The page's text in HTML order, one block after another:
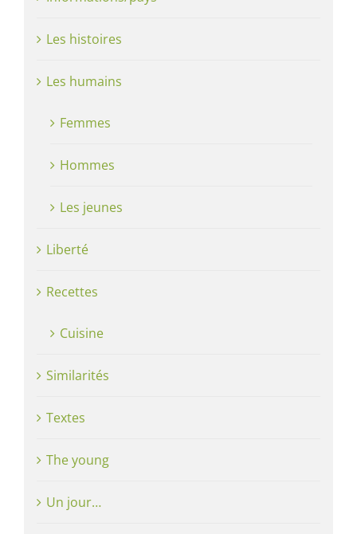
Les histoires
Les humains
Femmes
Hommes
Les jeunes
Liberté
Recettes
Cuisine
Similarités
Textes
The young
Un jour…